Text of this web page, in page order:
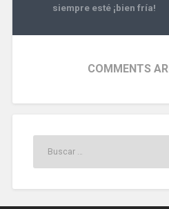
siempre esté ¡bien fría!
COMMENTS